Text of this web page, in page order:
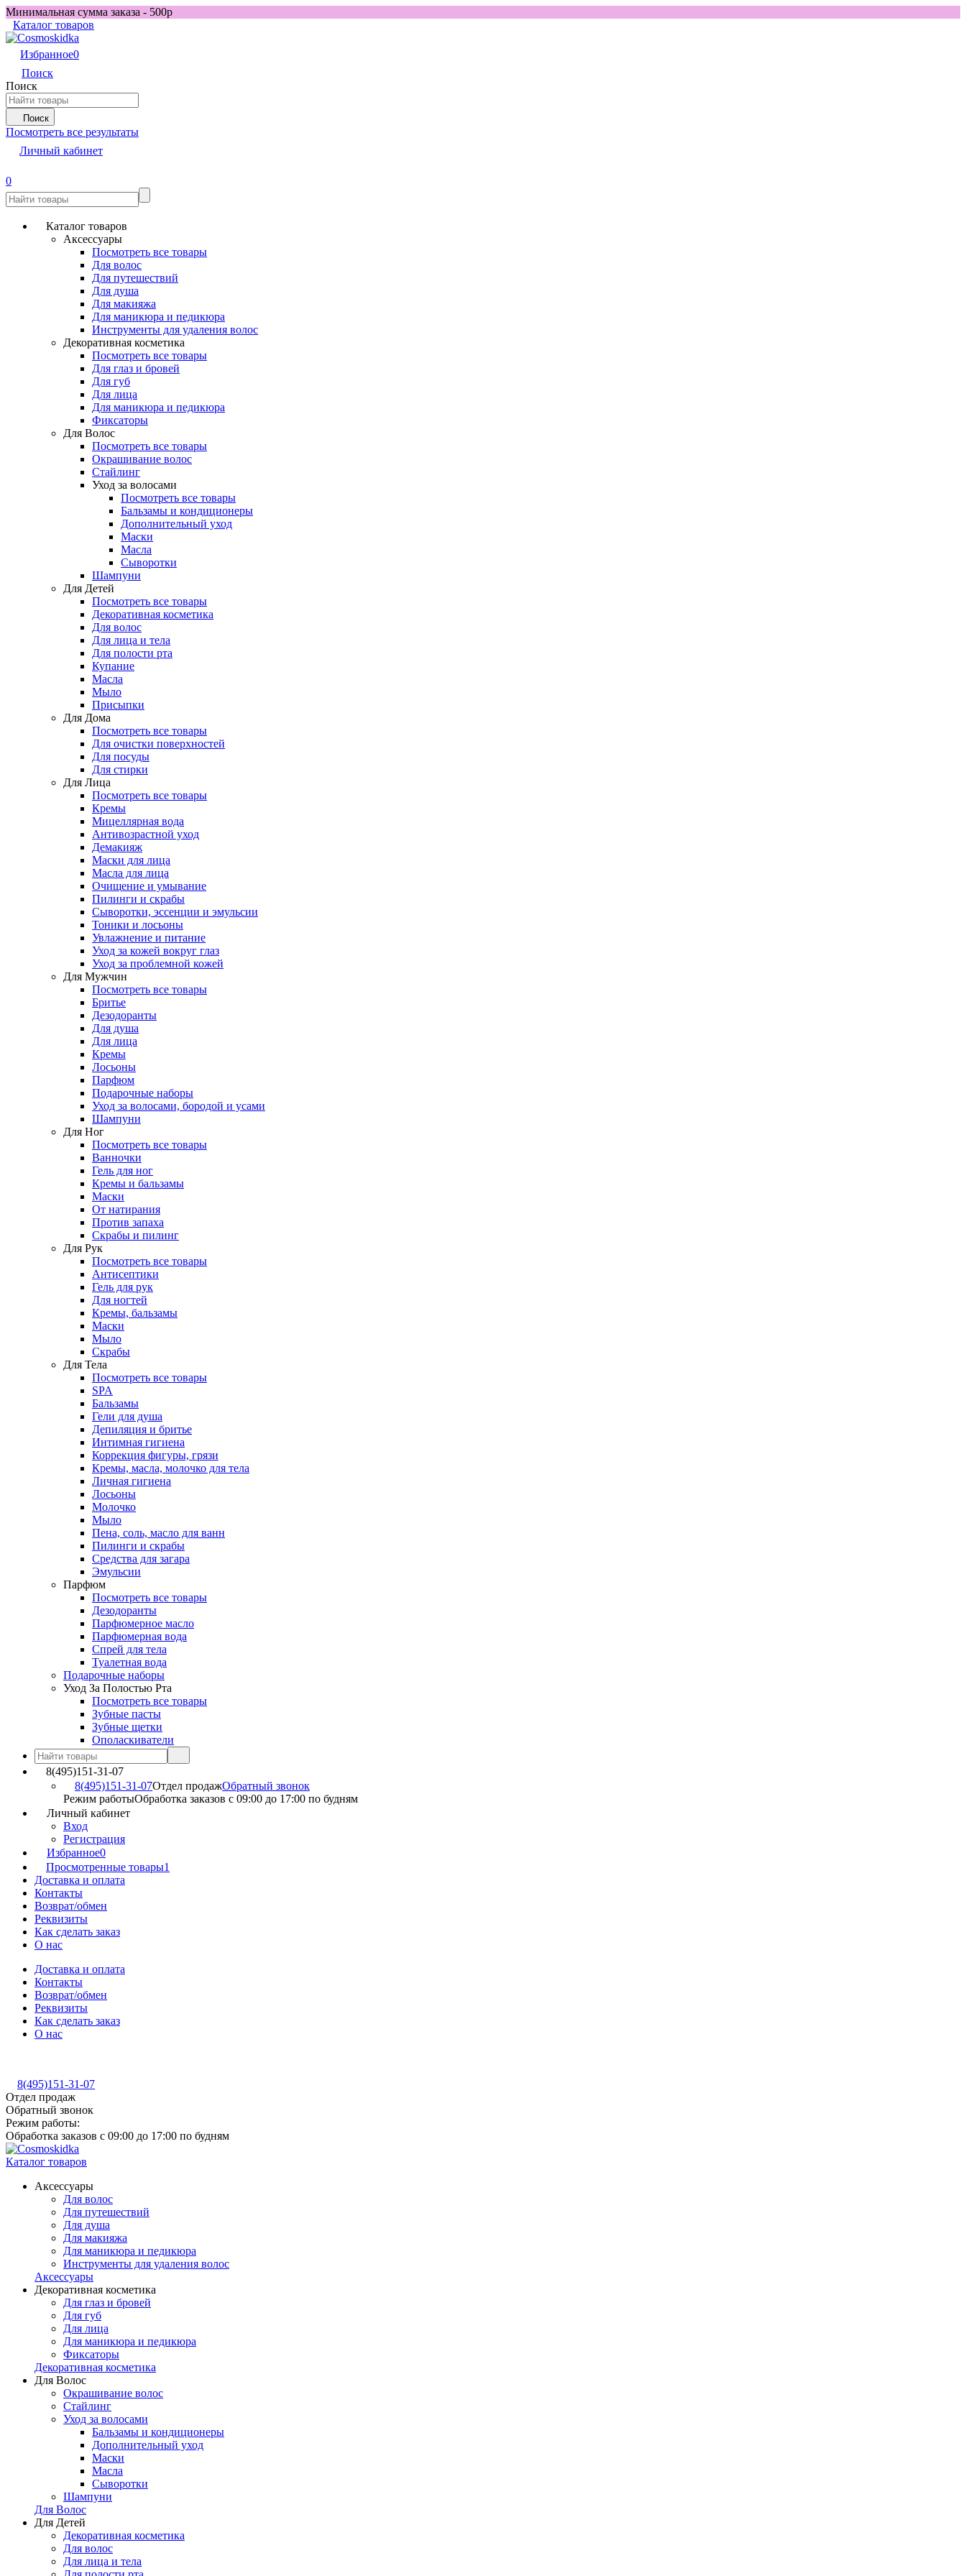
Минимальная сумма заказа - 500р
Каталог товаров
Избранное0
Поиск
Поиск
Поиск
Посмотреть все результаты
Личный кабинет
0
Каталог товаров
Аксессуары
Посмотреть все товары
Для волос
Для путешествий
Для душа
Для макияжа
Для маникюра и педикюра
Инструменты для удаления волос
Декоративная косметика
Посмотреть все товары
Для глаз и бровей
Для губ
Для лица
Для маникюра и педикюра
Фиксаторы
Для Волос
Посмотреть все товары
Окрашивание волос
Стайлинг
Уход за волосами
Посмотреть все товары
Бальзамы и кондиционеры
Дополнительный уход
Маски
Масла
Сыворотки
Шампуни
Для Детей
Посмотреть все товары
Декоративная косметика
Для волос
Для лица и тела
Для полости рта
Купание
Масла
Мыло
Присыпки
Для Дома
Посмотреть все товары
Для очистки поверхностей
Для посуды
Для стирки
Для Лица
Посмотреть все товары
Кремы
Мицеллярная вода
Антивозрастной уход
Демакияж
Маски для лица
Масла для лица
Очищение и умывание
Пилинги и скрабы
Сыворотки, эссенции и эмульсии
Тоники и лосьоны
Увлажнение и питание
Уход за кожей вокруг глаз
Уход за проблемной кожей
Для Мужчин
Посмотреть все товары
Бритье
Дезодоранты
Для душа
Для лица
Кремы
Лосьоны
Парфюм
Подарочные наборы
Уход за волосами, бородой и усами
Шампуни
Для Ног
Посмотреть все товары
Ванночки
Гель для ног
Кремы и бальзамы
Маски
От натирания
Против запаха
Скрабы и пилинг
Для Рук
Посмотреть все товары
Антисептики
Гель для рук
Для ногтей
Кремы, бальзамы
Маски
Мыло
Скрабы
Для Тела
Посмотреть все товары
SPA
Бальзамы
Гели для душа
Депиляция и бритье
Интимная гигиена
Коррекция фигуры, грязи
Кремы, масла, молочко для тела
Личная гигиена
Лосьоны
Молочко
Мыло
Пена, соль, масло для ванн
Пилинги и скрабы
Средства для загара
Эмульсии
Парфюм
Посмотреть все товары
Дезодоранты
Парфюмерное масло
Парфюмерная вода
Спрей для тела
Туалетная вода
Подарочные наборы
Уход За Полостью Рта
Посмотреть все товары
Зубные пасты
Зубные щетки
Ополаскиватели
8(495)151-31-07
8(495)151-31-07Отдел продажОбратный звонок
Режим работыОбработка заказов с 09:00 до 17:00 по будням
Личный кабинет
Вход
Регистрация
Избранное0
Просмотренные товары1
Доставка и оплата
Контакты
Возврат/обмен
Реквизиты
Как сделать заказ
О нас
Доставка и оплата
Контакты
Возврат/обмен
Реквизиты
Как сделать заказ
О нас
8(495)151-31-07
Отдел продаж
Обратный звонок
Режим работы:
Обработка заказов с 09:00 до 17:00 по будням
Каталог товаров
Аксессуары
Для волос
Для путешествий
Для душа
Для макияжа
Для маникюра и педикюра
Инструменты для удаления волос
Аксессуары
Декоративная косметика
Для глаз и бровей
Для губ
Для лица
Для маникюра и педикюра
Фиксаторы
Декоративная косметика
Для Волос
Окрашивание волос
Стайлинг
Уход за волосами
Бальзамы и кондиционеры
Дополнительный уход
Маски
Масла
Сыворотки
Шампуни
Для Волос
Для Детей
Декоративная косметика
Для волос
Для лица и тела